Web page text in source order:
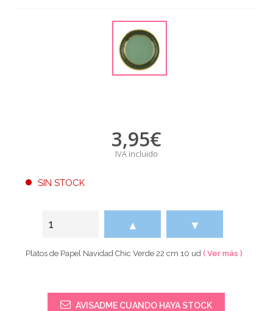
3,95€
IVA incluido
SIN STOCK
▲ ▼
Platos de Papel Navidad Chic Verde 22 cm 10 ud( Ver más )
AVISADME CUANDO HAYA STOCK